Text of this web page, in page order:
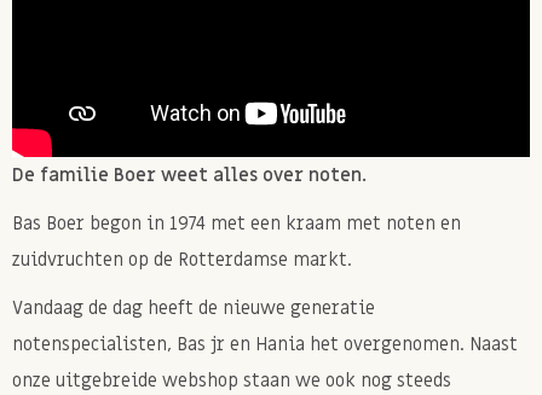
De familie Boer weet alles over noten.
Bas Boer begon in 1974 met een kraam met noten en
zuidvruchten op de Rotterdamse markt.
Vandaag de dag heeft de nieuwe generatie
notenspecialisten, Bas jr en Hania het overgenomen. Naast
onze uitgebreide webshop staan we ook nog steeds